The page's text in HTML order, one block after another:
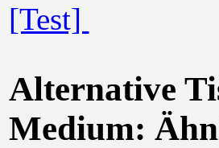
[Test]
Alternative
Medium: